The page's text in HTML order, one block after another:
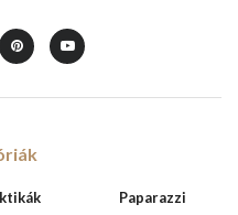
Paparazzi